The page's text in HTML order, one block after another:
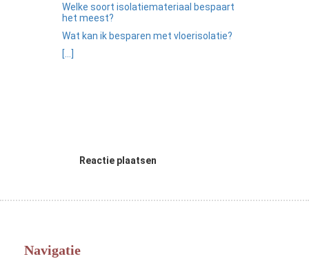
Welke soort isolatiemateriaal bespaart
het meest?
Wat kan ik besparen met vloerisolatie?
[...]
Reactie plaatsen
Navigatie